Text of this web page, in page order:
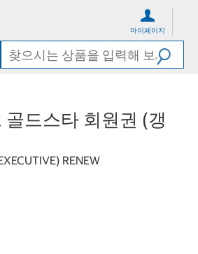
마이페이지
드스타 회원권 (갱
RENEW